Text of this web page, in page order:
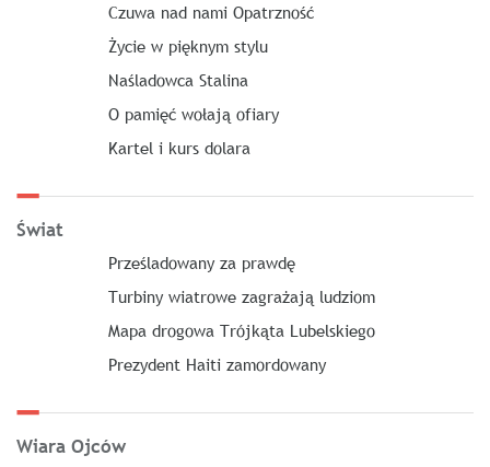
Czuwa nad nami Opatrzność
Życie w pięknym stylu
Naśladowca Stalina
O pamięć wołają ofiary
Kartel i kurs dolara
Świat
Prześladowany za prawdę
Turbiny wiatrowe zagrażają ludziom
Mapa drogowa Trójkąta Lubelskiego
Prezydent Haiti zamordowany
Wiara Ojców